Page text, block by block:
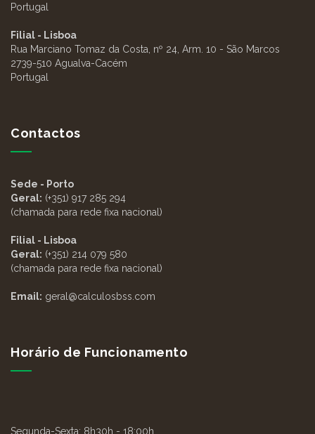
Portugal
Filial - Lisboa
Rua Marciano Tomaz da Costa, nº 24, Arm. 10 - São Marcos
2739-510 Agualva-Cacém
Portugal
Contactos
Sede - Porto
Geral: (+351) 917 285 294
(chamada para rede fixa nacional)
Filial - Lisboa
Geral: (+351) 214 079 580
(chamada para rede fixa nacional)
Email: geral@calculosbss.com
Horário de Funcionamento
Segunda-Sexta: 8h30h - 18:00h